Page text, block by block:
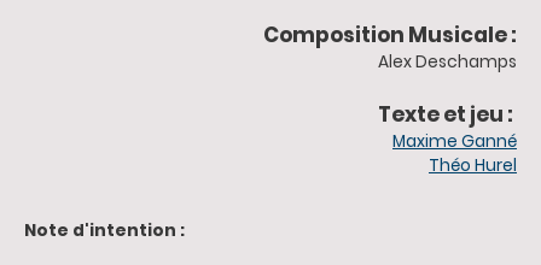
Composition Musicale :
Alex Deschamps
Texte et jeu :
Maxime Ganné
Théo Hurel
Note d'intention :